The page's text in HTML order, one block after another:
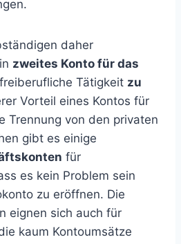
daher
zweites Konto für das
Tätigkeit zu
Vorteil eines Kontos für
Trennung von den privaten
gibt es einige
für
es kein Problem sein
zu eröffnen. Die
eignen sich auch für
kaum Kontoumsätze